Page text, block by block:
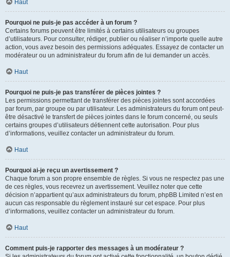
Haut
Pourquoi ne puis-je pas accéder à un forum ?
Certains forums peuvent être limités à certains utilisateurs ou groupes
d’utilisateurs. Pour consulter, rédiger, publier ou réaliser n’importe quelle autre
action, vous avez besoin des permissions adéquates. Essayez de contacter un
modérateur ou un administrateur du forum afin de lui demander un accès.
Haut
Pourquoi ne puis-je pas transférer de pièces jointes ?
Les permissions permettant de transférer des pièces jointes sont accordées
par forum, par groupe ou par utilisateur. Les administrateurs du forum ont peut-
être désactivé le transfert de pièces jointes dans le forum concerné, ou seuls
certains groupes d’utilisateurs détiennent cette autorisation. Pour plus
d’informations, veuillez contacter un administrateur du forum.
Haut
Pourquoi ai-je reçu un avertissement ?
Chaque forum a son propre ensemble de règles. Si vous ne respectez pas une
de ces règles, vous recevrez un avertissement. Veuillez noter que cette
décision n’appartient qu’aux administrateurs du forum, phpBB Limited n’est en
aucun cas responsable du règlement instauré sur cet espace. Pour plus
d’informations, veuillez contacter un administrateur du forum.
Haut
Comment puis-je rapporter des messages à un modérateur ?